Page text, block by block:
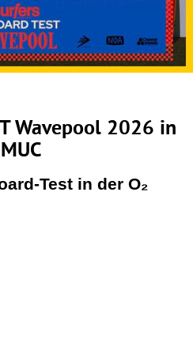
Wavepool 2026 in
Test in der O₂